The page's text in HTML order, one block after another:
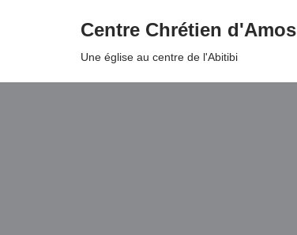
Centre Chrétien d'Amos
Une église au centre de l'Abitibi